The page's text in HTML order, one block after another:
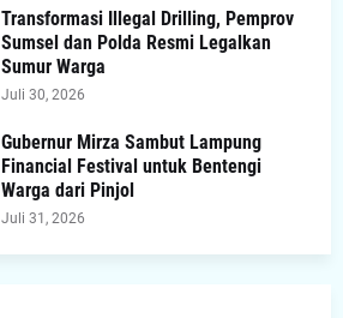
Transformasi Illegal Drilling, Pemprov
Sumsel dan Polda Resmi Legalkan
Sumur Warga
Juli 30, 2026
Gubernur Mirza Sambut Lampung
Financial Festival untuk Bentengi
Warga dari Pinjol
Juli 31, 2026